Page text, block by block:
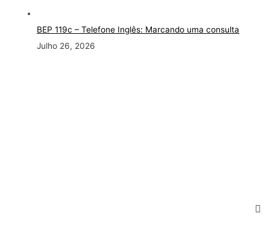
BEP 119c – Telefone Inglês: Marcando uma consulta
Julho 26, 2026